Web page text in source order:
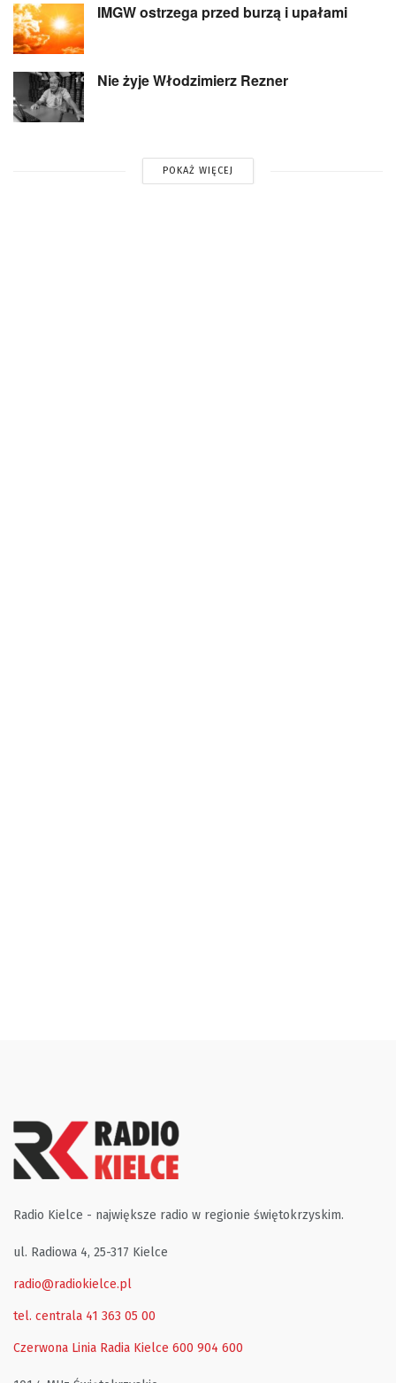
IMGW ostrzega przed burzą i upałami
Nie żyje Włodzimierz Rezner
POKAŻ WIĘCEJ
Radio Kielce - największe radio w regionie świętokrzyskim.
ul. Radiowa 4, 25-317 Kielce
radio@radiokielce.pl
tel. centrala 41 363 05 00
Czerwona Linia Radia Kielce 600 904 600